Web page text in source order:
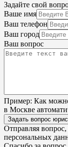
Задайте свой
Ваше имя
Ваш телефон
Ваш город
Ваш вопрос
Пример: Как
в Москве
Задать вопрос
Отправляя вопрос,
персональных